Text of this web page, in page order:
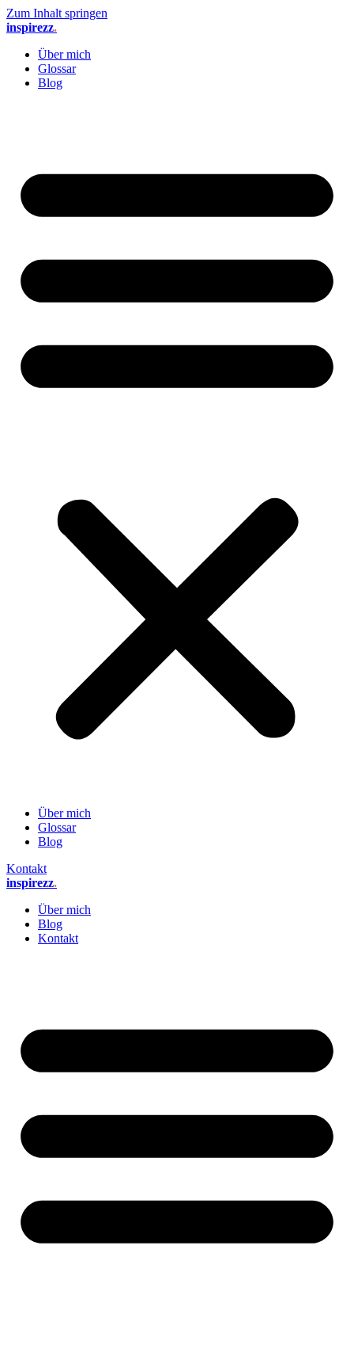
Zum Inhalt springen
inspirezz.
Über mich
Glossar
Blog
Über mich
Glossar
Blog
Kontakt
inspirezz.
Über mich
Blog
Kontakt